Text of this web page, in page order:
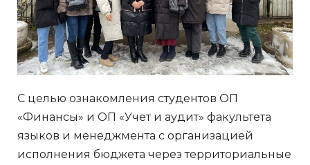
С целью ознакомления студентов ОП
«Финансы» и ОП «Учет и аудит» факультета
языков и менеджмента с организацией
исполнения бюджета через территориальные